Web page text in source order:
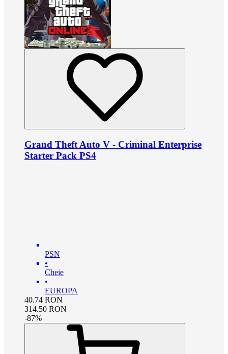
Grand Theft Auto V - Criminal Enterprise
Starter Pack PS4
PSN
•
Cheie
•
EUROPA
40.74 RON
314.50 RON
-87%